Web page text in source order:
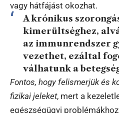
vagy hátfájást okozhat.
A krónikus
kimerültséghez,
az immunrendszer
vezethet, ezáltal
válhatunk a
Fontos, hogy felismerjük és
fizikai jeleket, mert a
egészségügyi